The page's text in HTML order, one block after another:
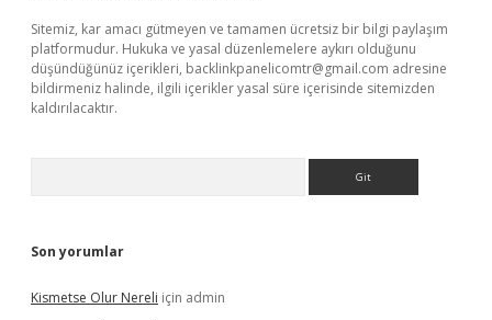
Sitemiz, kar amacı gütmeyen ve tamamen ücretsiz bir bilgi paylaşım
platformudur. Hukuka ve yasal düzenlemelere aykırı olduğunu
düşündüğünüz içerikleri, backlinkpanelicomtr@gmail.com adresine
bildirmeniz halinde, ilgili içerikler yasal süre içerisinde sitemizden
kaldırılacaktır.
Son yorumlar
Kismetse Olur Nereli için admin